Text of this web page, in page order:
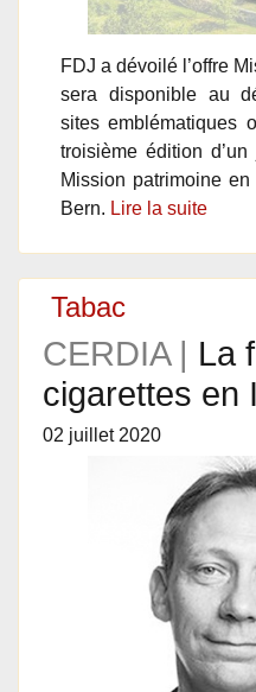
FDJ a dévoilé l’offre
sera disponible au
sites emblématiques
troisième édition
Mission patrimoine
Bern. Lire la suite
Tabac
CERDIA | La
cigarettes en
02 juillet 2020